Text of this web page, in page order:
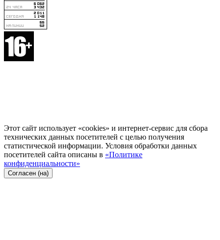
Этот сайт использует «cookies» и интернет-сервис для сбора
технических данных посетителей с целью получения
статистической информации. Условия обработки данных
посетителей сайта описаны в «Политике
конфиденциальности»
Согласен (на)